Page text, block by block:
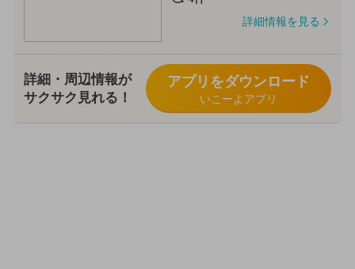
詳細情報を見る
詳細・周辺情報が
サクサク見れる！
アプリをダウンロード
いこーよアプリ